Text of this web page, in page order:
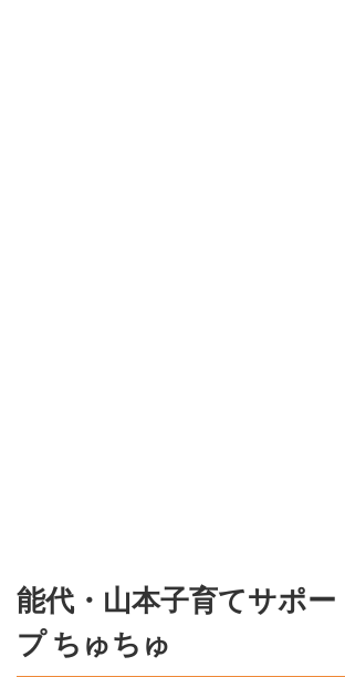
能代・山本子育てサポ
プ ちゅちゅ